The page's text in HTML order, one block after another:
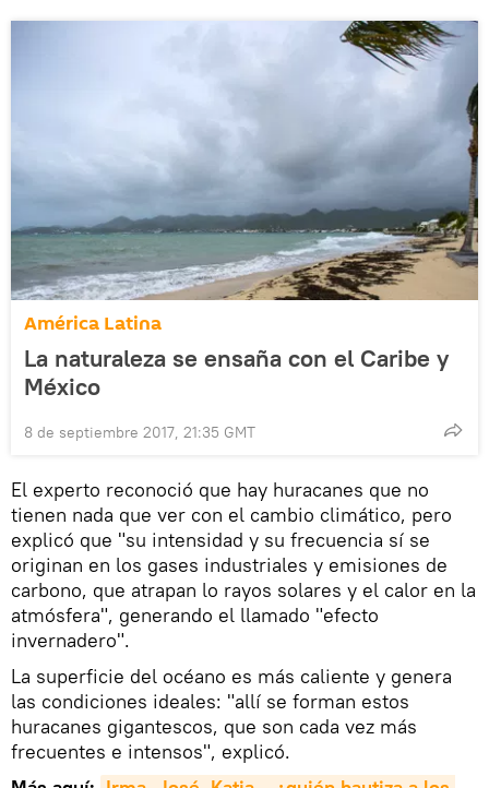
América Latina
La naturaleza se ensaña con el Caribe y
México
8 de septiembre 2017, 21:35 GMT
El experto reconoció que hay huracanes que no
tienen nada que ver con el cambio climático, pero
explicó que "su intensidad y su frecuencia sí se
originan en los gases industriales y emisiones de
carbono, que atrapan lo rayos solares y el calor en la
atmósfera", generando el llamado "efecto
invernadero".
La superficie del océano es más caliente y genera
las condiciones ideales: "allí se forman estos
huracanes gigantescos, que son cada vez más
frecuentes e intensos", explicó.